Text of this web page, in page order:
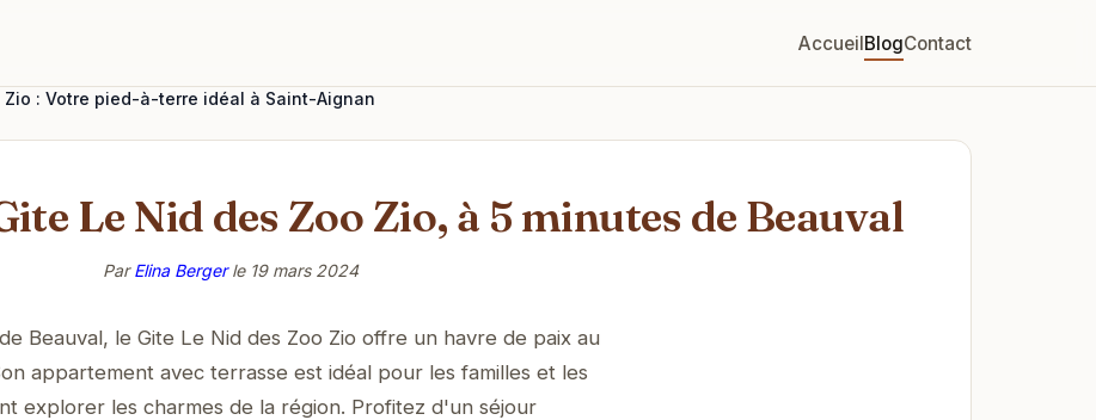
AccueilBlogContact
Zio : Votre pied-à-terre idéal à Saint-Aignan
Le Nid des Zoo Zio, à 5 minutes de Beauval
ParElina Bergerle 19 mars 2024
Beauval, le Gite Le Nid des Zoo Zio offre un havre de paix au
appartement avec terrasse est idéal pour les familles et les
explorer les charmes de la région. Profitez d'un séjour